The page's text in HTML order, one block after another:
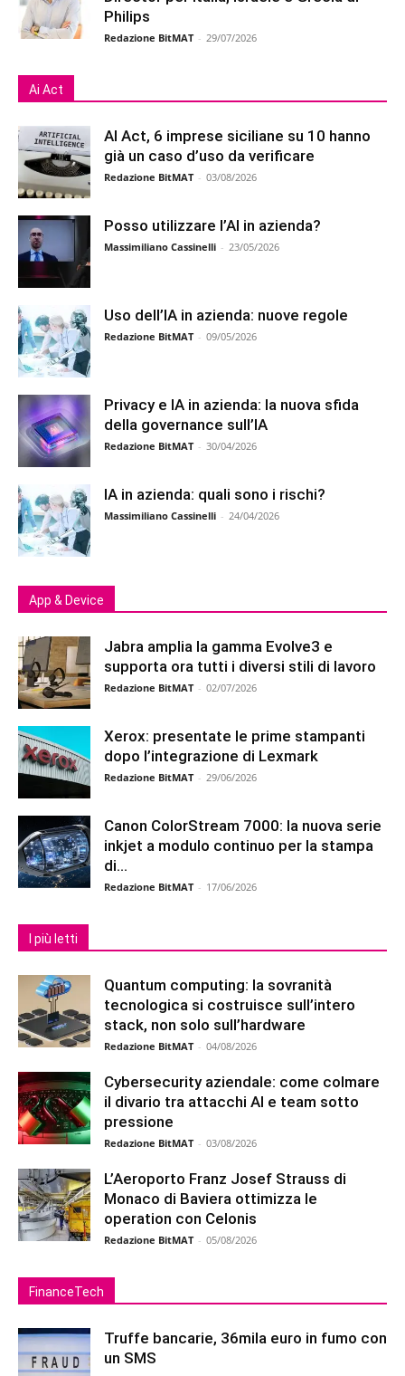
Philips
Redazione BitMAT - 29/07/2026
Ai Act
AI Act, 6 imprese siciliane su 10 hanno
già un caso d’uso da verificare
Redazione BitMAT - 03/08/2026
Posso utilizzare l’AI in azienda?
Massimiliano Cassinelli - 23/05/2026
Uso dell’IA in azienda: nuove regole
Redazione BitMAT - 09/05/2026
Privacy e IA in azienda: la nuova sfida
della governance sull’IA
Redazione BitMAT - 30/04/2026
IA in azienda: quali sono i rischi?
Massimiliano Cassinelli - 24/04/2026
App & Device
Jabra amplia la gamma Evolve3 e
supporta ora tutti i diversi stili di lavoro
Redazione BitMAT - 02/07/2026
Xerox: presentate le prime stampanti
dopo l’integrazione di Lexmark
Redazione BitMAT - 29/06/2026
Canon ColorStream 7000: la nuova serie
inkjet a modulo continuo per la stampa
di...
Redazione BitMAT - 17/06/2026
I più letti
Quantum computing: la sovranità
tecnologica si costruisce sull’intero
stack, non solo sull’hardware
Redazione BitMAT - 04/08/2026
Cybersecurity aziendale: come colmare
il divario tra attacchi AI e team sotto
pressione
Redazione BitMAT - 03/08/2026
L’Aeroporto Franz Josef Strauss di
Monaco di Baviera ottimizza le
operation con Celonis
Redazione BitMAT - 05/08/2026
FinanceTech
Truffe bancarie, 36mila euro in fumo con
un SMS